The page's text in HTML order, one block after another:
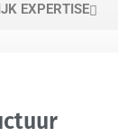
EXPERTISE